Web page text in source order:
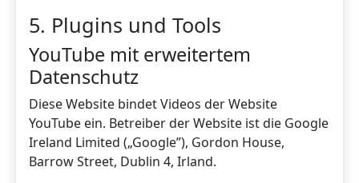
5. Plugins und Tools
YouTube mit erweitertem
Datenschutz
Diese Website bindet Videos der Website
YouTube ein. Betreiber der Website ist die Google
Ireland Limited („Google”), Gordon House,
Barrow Street, Dublin 4, Irland.